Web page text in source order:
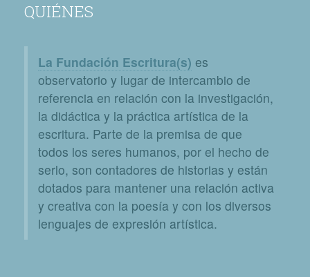
QUIÉNES
La Fundación Escritura(s) es
observatorio y lugar de intercambio de
referencia en relación con la investigación,
la didáctica y la práctica artística de la
escritura. Parte de la premisa de que
todos los seres humanos, por el hecho de
serlo, son contadores de historias y están
dotados para mantener una relación activa
y creativa con la poesía y con los diversos
lenguajes de expresión artística.